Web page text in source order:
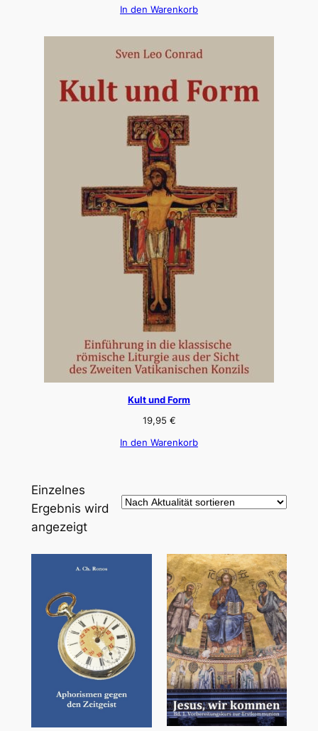
In den Warenkorb
Kult und Form
19,95 €
In den Warenkorb
Einzelnes
Ergebnis wird
angezeigt